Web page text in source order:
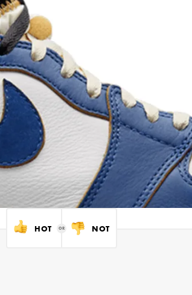
HOT NOT